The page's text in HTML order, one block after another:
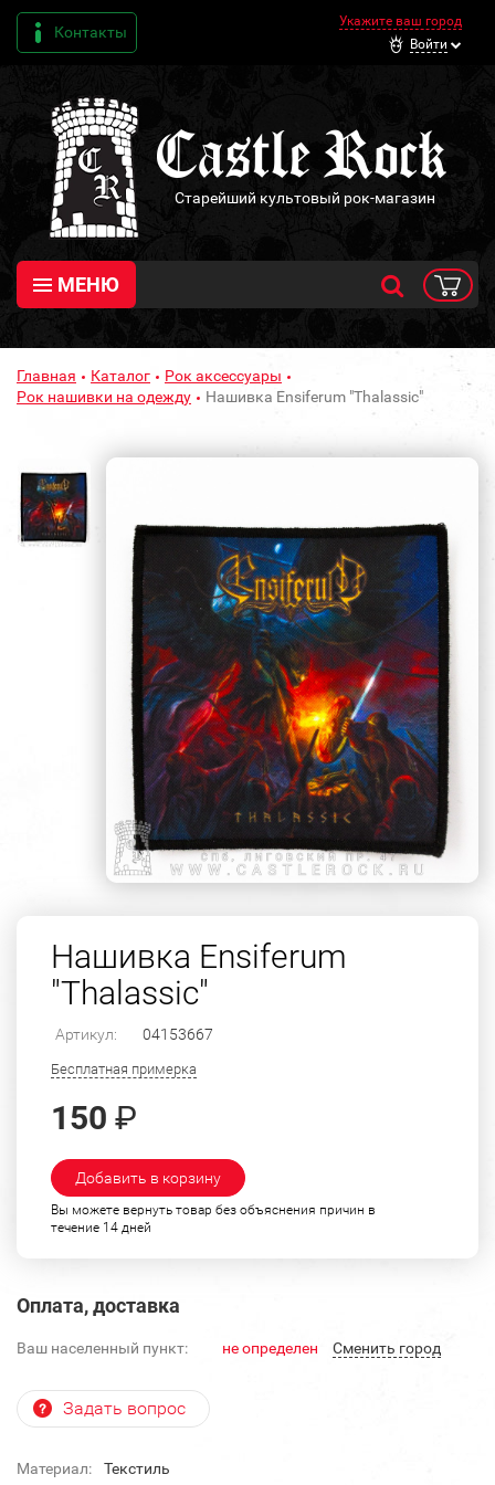
Контакты
Укажите ваш город
Войти
Старейший культовый рок-магазин
МЕНЮ
Главная Каталог
Рок аксессуары
Рок нашивки на одежду
Нашивка Ensiferum "Thalassic"
Нашивка Ensiferum
"Thalassic"
Артикул: 04153667
Бесплатная примерка
150 ₽
Добавить в корзину
Вы можете вернуть товар без объяснения причин в
течение 14 дней
Оплата, доставка
Ваш населенный пункт: не определен Cменить город
Задать вопрос
Материал:
Текстиль